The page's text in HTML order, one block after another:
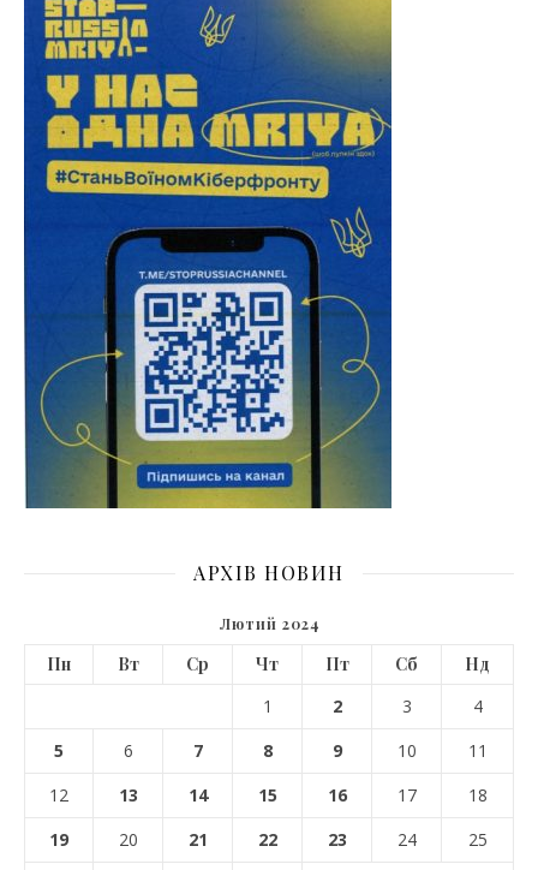
АРХІВ НОВИН
Лютий 2024
Пн Вт Ср Чт Пт Сб
Нд
1
2 3
4
5
6 7 8 9 10
11
12
13 14 15 16 17
18
19
20 21 22 23 24
25